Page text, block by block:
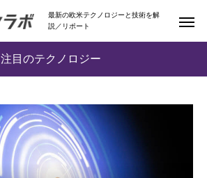
最新の欧米テクノロジーと技術を解
説／リポート
注目のテクノロジー